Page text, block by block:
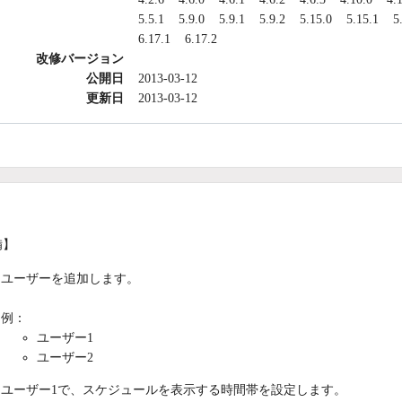
5.5.1
5.9.0 5.9.1 5.9.2 5.15.0 5.15.1
6.17.1
6.17.2
改修バージョン
公開日
2013-03-12
更新日
2013-03-12
ユーザーを追加します。
例：
ユーザー1
ユーザー2
ユーザー1で、スケジュールを表示する時間帯を設定します。